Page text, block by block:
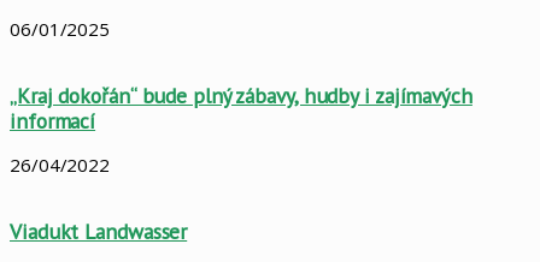
06/01/2025
„Kraj dokořán“ bude plný zábavy, hudby i zajímavých
informací
26/04/2022
Viadukt Landwasser